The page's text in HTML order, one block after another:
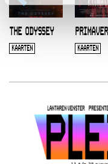
THE ODYSSEY
KAARTEN KAARTEN